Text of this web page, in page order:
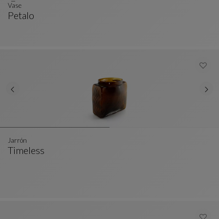
Petalo
Vase
Timeless
Jarrón